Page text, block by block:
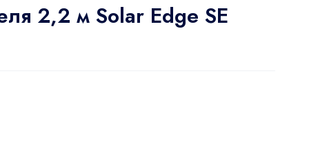
2,2 м Solar Edge SE